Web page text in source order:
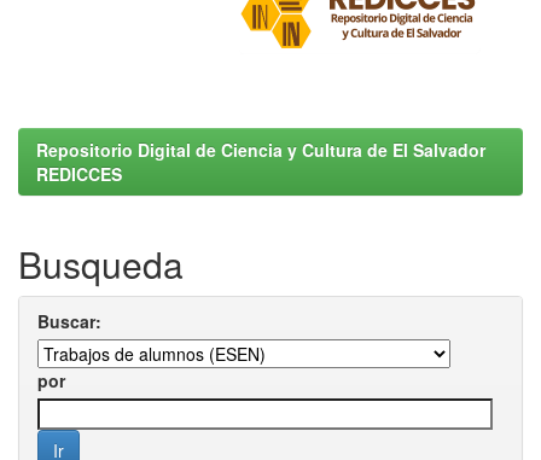
Repositorio Digital de Ciencia y Cultura de El Salvador
REDICCES
Busqueda
Buscar:
por